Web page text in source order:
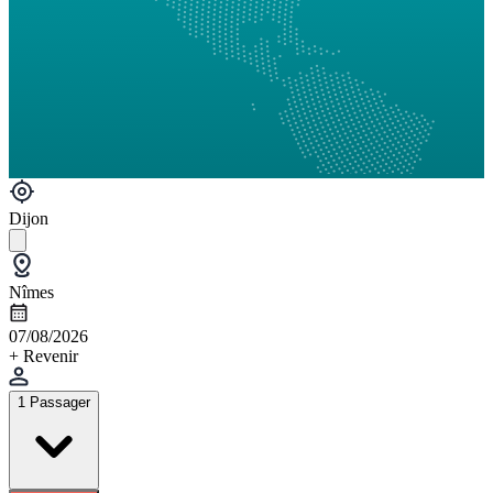
Dijon
Nîmes
07/08/2026
+ Revenir
1 Passager